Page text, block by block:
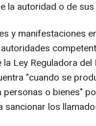
la autoridad o de
y manifestaciones
Ley Reguladora del
"cuando se
o bienes"
los